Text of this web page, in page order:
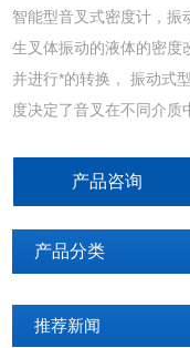
智能型音叉式密度计，振
生叉体振动的液体的密度
并进行*的转换， 振动式
度决定了音叉在不同介质
产品咨询
产品分类
推荐新闻